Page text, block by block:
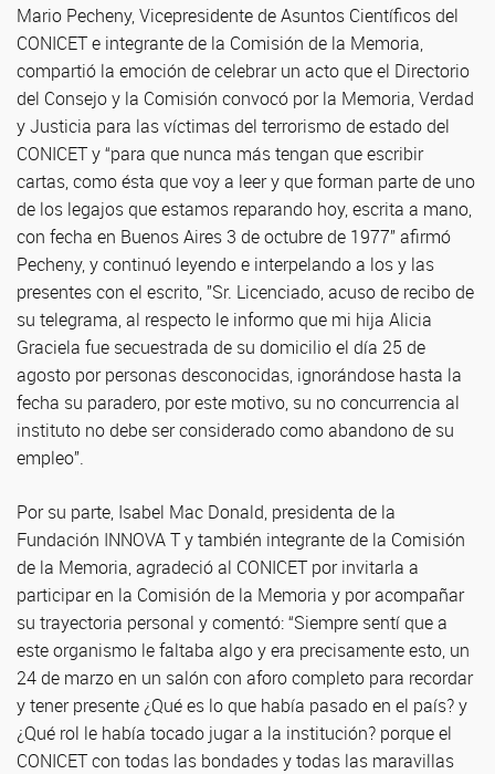
Mario Pecheny, Vicepresidente de Asuntos Científicos del
CONICET e integrante de la Comisión de la Memoria,
compartió la emoción de celebrar un acto que el Directorio
del Consejo y la Comisión convocó por la Memoria, Verdad
y Justicia para las víctimas del terrorismo de estado del
CONICET y “para que nunca más tengan que escribir
cartas, como ésta que voy a leer y que forman parte de uno
de los legajos que estamos reparando hoy, escrita a mano,
con fecha en Buenos Aires 3 de octubre de 1977” afirmó
Pecheny, y continuó leyendo e interpelando a los y las
presentes con el escrito, ”Sr. Licenciado, acuso de recibo de
su telegrama, al respecto le informo que mi hija Alicia
Graciela fue secuestrada de su domicilio el día 25 de
agosto por personas desconocidas, ignorándose hasta la
fecha su paradero, por este motivo, su no concurrencia al
instituto no debe ser considerado como abandono de su
empleo”.
Por su parte, Isabel Mac Donald, presidenta de la
Fundación INNOVA T y también integrante de la Comisión
de la Memoria, agradeció al CONICET por invitarla a
participar en la Comisión de la Memoria y por acompañar
su trayectoria personal y comentó: “Siempre sentí que a
este organismo le faltaba algo y era precisamente esto, un
24 de marzo en un salón con aforo completo para recordar
y tener presente ¿Qué es lo que había pasado en el país? y
¿Qué rol le había tocado jugar a la institución? porque el
CONICET con todas las bondades y todas las maravillas